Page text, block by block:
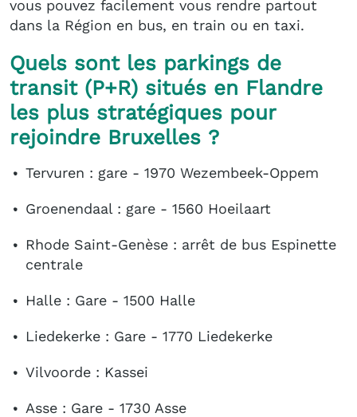
vous pouvez facilement vous rendre partout
dans la Région en bus, en train ou en taxi.
Quels sont les parkings de
transit (P+R) situés en Flandre
les plus stratégiques pour
rejoindre Bruxelles ?
Tervuren : gare - 1970 Wezembeek-Oppem
Groenendaal : gare - 1560 Hoeilaart
Rhode Saint-Genèse : arrêt de bus Espinette
centrale
Halle : Gare - 1500 Halle
Liedekerke : Gare - 1770 Liedekerke
Vilvoorde : Kassei
Asse : Gare - 1730 Asse